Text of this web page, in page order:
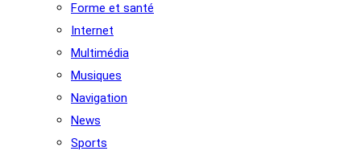
Forme et santé
Internet
Multimédia
Musiques
Navigation
News
Sports